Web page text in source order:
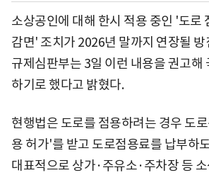
소상공인에 대해 한시 적용 중인 '도로
감면' 조치가 2026년 말까지 연장될
규제심판부는 3일 이런 내용을 권고해
하기로 했다고 밝혔다.
현행법은 도로를 점용하려는 경우 도
용 허가'를 받고 도로점용료를 납부하
대표적으로 상가·주유소·주차장 등